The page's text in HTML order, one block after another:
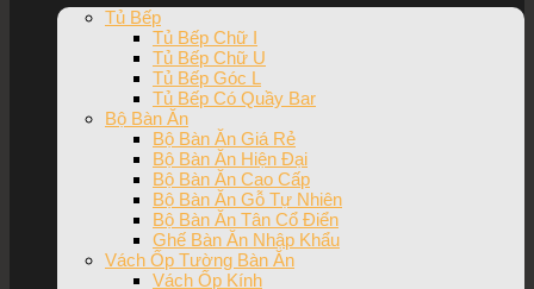
Tủ Bếp
Tủ Bếp Chữ I
Tủ Bếp Chữ U
Tủ Bếp Góc L
Tủ Bếp Có Quầy Bar
Bộ Bàn Ăn
Bộ Bàn Ăn Giá Rẻ
Bộ Bàn Ăn Hiện Đại
Bộ Bàn Ăn Cao Cấp
Bộ Bàn Ăn Gỗ Tự Nhiên
Bộ Bàn Ăn Tân Cổ Điển
Ghế Bàn Ăn Nhập Khẩu
Vách Ốp Tường Bàn Ăn
Vách Ốp Kính